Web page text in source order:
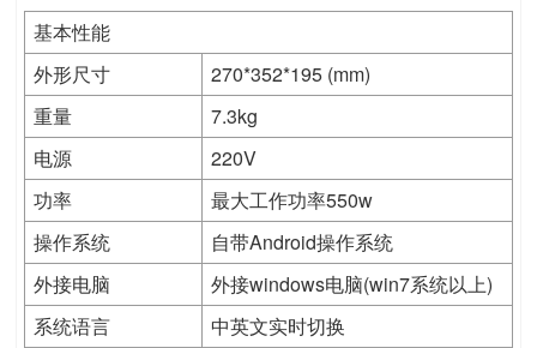
基本性能
外形尺寸
270*352*195 (mm)
重量
7.3kg
电源
220V
功率
最大工作功率550w
操作系统
自带Android操作系统
外接电脑
外接windows电脑(win7系统以上)
系统语言
中英文实时切换